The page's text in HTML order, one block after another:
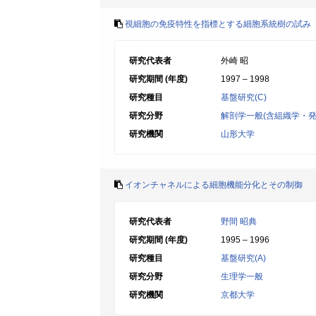
視細胞の免疫特性を指標とする細胞系統樹の試み
研究代表者
外崎 昭
研究期間 (年度)
1997 – 1998
研究種目
基盤研究(C)
研究分野
解剖学一般(含組織学・
研究機関
山形大学
イオンチャネルによる細胞機能分化とその制御
研究代表者
野間 昭典
研究期間 (年度)
1995 – 1996
研究種目
基盤研究(A)
研究分野
生理学一般
研究機関
京都大学